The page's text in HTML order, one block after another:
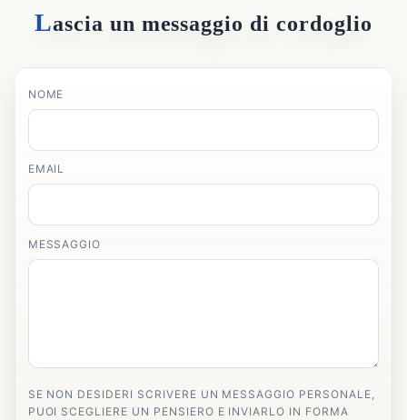
Lascia un messaggio di cordoglio
NOME
EMAIL
MESSAGGIO
SE NON DESIDERI SCRIVERE UN MESSAGGIO PERSONALE,
PUOI SCEGLIERE UN PENSIERO E INVIARLO IN FORMA